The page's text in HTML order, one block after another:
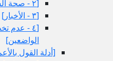
[٢ - صحة السلب عن الفاسد]
[٣ - الأخبار]
[٤ - عدم
الواضعين‏]
[أدلة القول